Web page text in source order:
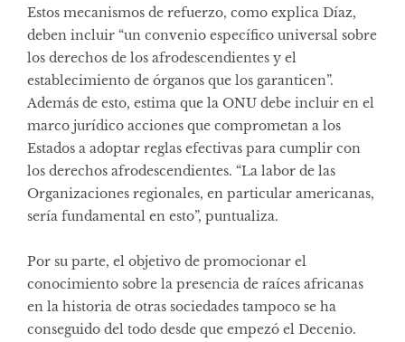
Estos mecanismos de refuerzo, como explica Díaz,
deben incluir “un convenio específico universal sobre
los derechos de los afrodescendientes y el
establecimiento de órganos que los garanticen”.
Además de esto, estima que la ONU debe incluir en el
marco jurídico acciones que comprometan a los
Estados a adoptar reglas efectivas para cumplir con
los derechos afrodescendientes. “La labor de las
Organizaciones regionales, en particular americanas,
sería fundamental en esto”, puntualiza.
Por su parte, el objetivo de promocionar el
conocimiento sobre la presencia de raíces africanas
en la historia de otras sociedades tampoco se ha
conseguido del todo desde que empezó el Decenio.